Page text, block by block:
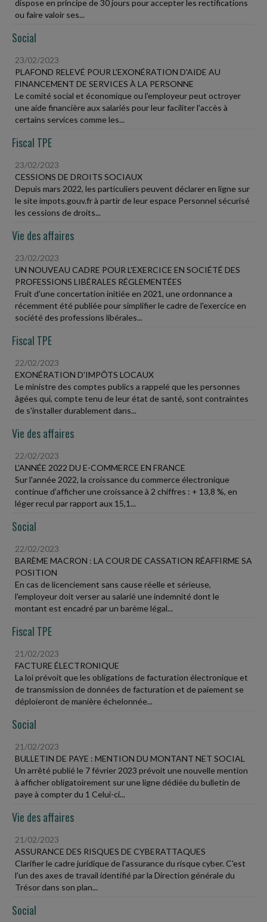
dispose en principe de 30 jours pour accepter les rectifications
ou faire valoir ses...
Social
23/02/2023
PLAFOND RELEVÉ POUR L'EXONÉRATION D'AIDE AU
FINANCEMENT DE SERVICES À LA PERSONNE
Le comité social et économique ou l'employeur peut octroyer
une aide financière aux salariés pour leur faciliter l'accès à
certains services comme les...
Fiscal TPE
23/02/2023
CESSIONS DE DROITS SOCIAUX
Depuis mars 2022, les particuliers peuvent déclarer en ligne sur
le site impots.gouv.fr à partir de leur espace Personnel sécurisé
les cessions de droits...
Vie des affaires
23/02/2023
UN NOUVEAU CADRE POUR L'EXERCICE EN SOCIÉTÉ DES
PROFESSIONS LIBÉRALES RÉGLEMENTÉES
Fruit d'une concertation initiée en 2021, une ordonnance a
récemment été publiée pour simplifier le cadre de l'exercice en
société des professions libérales...
Fiscal TPE
22/02/2023
EXONÉRATION D'IMPÔTS LOCAUX
Le ministre des comptes publics a rappelé que les personnes
âgées qui, compte tenu de leur état de santé, sont contraintes
de s'installer durablement dans...
Vie des affaires
22/02/2023
L'ANNÉE 2022 DU E-COMMERCE EN FRANCE
Sur l'année 2022, la croissance du commerce électronique
continue d'afficher une croissance à 2 chiffres : + 13,8 %, en
léger recul par rapport aux 15,1...
Social
22/02/2023
BARÈME MACRON : LA COUR DE CASSATION RÉAFFIRME SA
POSITION
En cas de licenciement sans cause réelle et sérieuse,
l'employeur doit verser au salarié une indemnité dont le
montant est encadré par un barème légal...
Fiscal TPE
21/02/2023
FACTURE ÉLECTRONIQUE
La loi prévoit que les obligations de facturation électronique et
de transmission de données de facturation et de paiement se
déploieront de manière échelonnée...
Social
21/02/2023
BULLETIN DE PAYE : MENTION DU MONTANT NET SOCIAL
Un arrêté publié le 7 février 2023 prévoit une nouvelle mention
à afficher obligatoirement sur une ligne dédiée du bulletin de
paye à compter du 1 Celui-ci...
Vie des affaires
21/02/2023
ASSURANCE DES RISQUES DE CYBERATTAQUES
Clarifier le cadre juridique de l'assurance du risque cyber. C'est
l'un des axes de travail identifié par la Direction générale du
Trésor dans son plan...
Social